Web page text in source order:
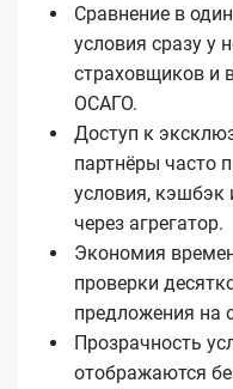
Сравнение в
условия сразу у
страховщиков и
ОСАГО.
Доступ к
партнёры часто
условия,
через агрегатор.
Экономия
проверки
предложения на
Прозрачность
отображаются